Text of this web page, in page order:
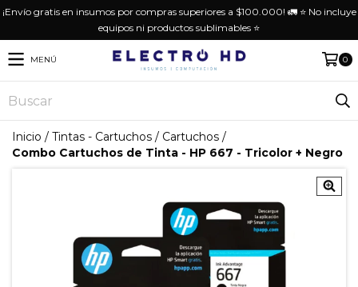
¡Envío gratis en insumos por compras superiores a $100.000! 🚛 ⭐️ No incluye
equipos ni productos sublimables ⭐️
MENÚ 0
Inicio / Tintas - Cartuchos / Cartuchos /
Combo Cartuchos de Tinta - HP 667 - Tricolor + Negro